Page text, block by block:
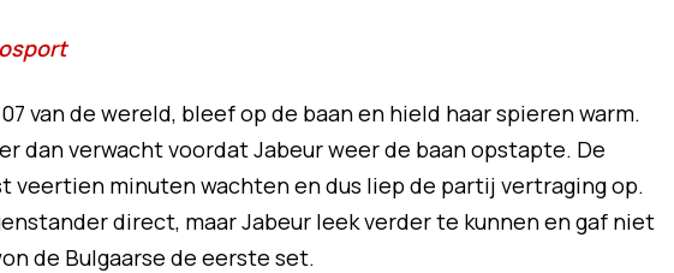
van de wereld, bleef op de baan en hield haar spieren warm.
dan verwacht voordat Jabeur weer de baan opstapte. De
veertien minuten wachten en dus liep de partij vertraging op.
direct, maar Jabeur leek verder te kunnen en gaf niet
de Bulgaarse de eerste set.